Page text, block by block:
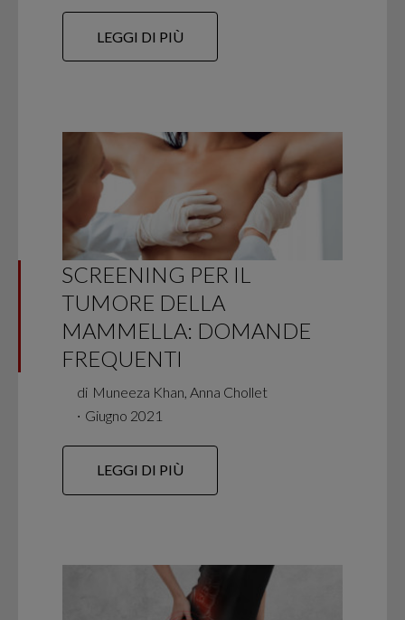
LEGGI DI PIÙ
SCREENING PER IL
TUMORE DELLA
MAMMELLA: DOMANDE
FREQUENTI
di Muneeza Khan, Anna Chollet
∙ Giugno 2021
LEGGI DI PIÙ